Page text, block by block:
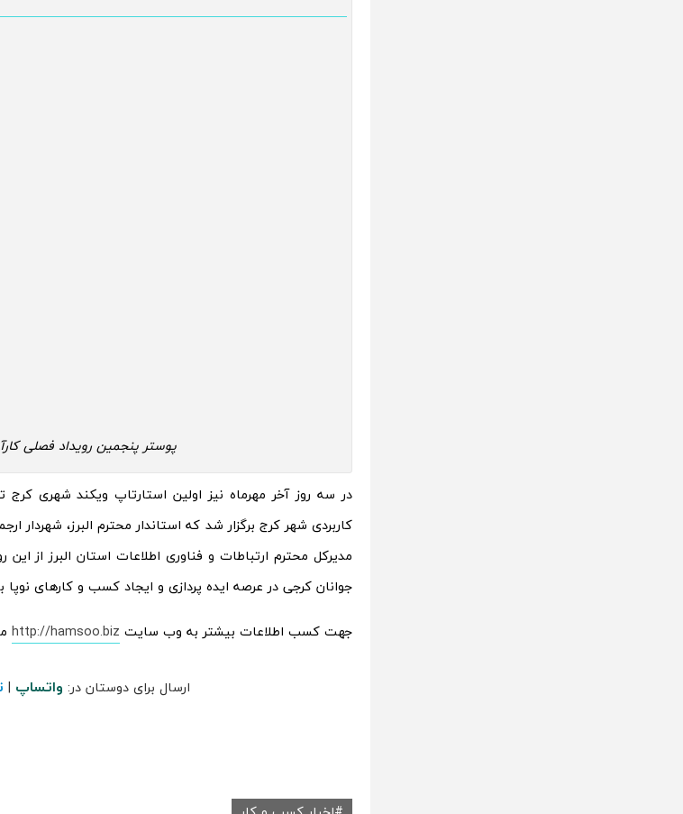
پوستر پنجمین رویداد فصلی
در سه روز آخر مهرماه نیز اولین استارتاپ ویکند شهری
کاربردی شهر کرج برگزار شد که استاندار محترم البرز، شهردار
مدیرکل محترم ارتباطات و فناوری اطلاعات استان البرز از این
جوانان کرجی در عرصه ایده پردازی و ایجاد کسب و کارهای نوپا
جهت کسب اطلاعات بیشتر به وب سایت http://hamsoo.biz
ارسال برای دوستان در: واتساپ |